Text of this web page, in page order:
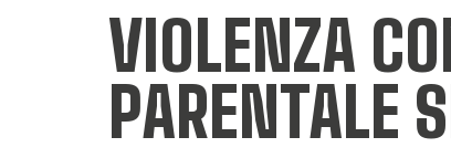
VIOLENZA
PARENTALE